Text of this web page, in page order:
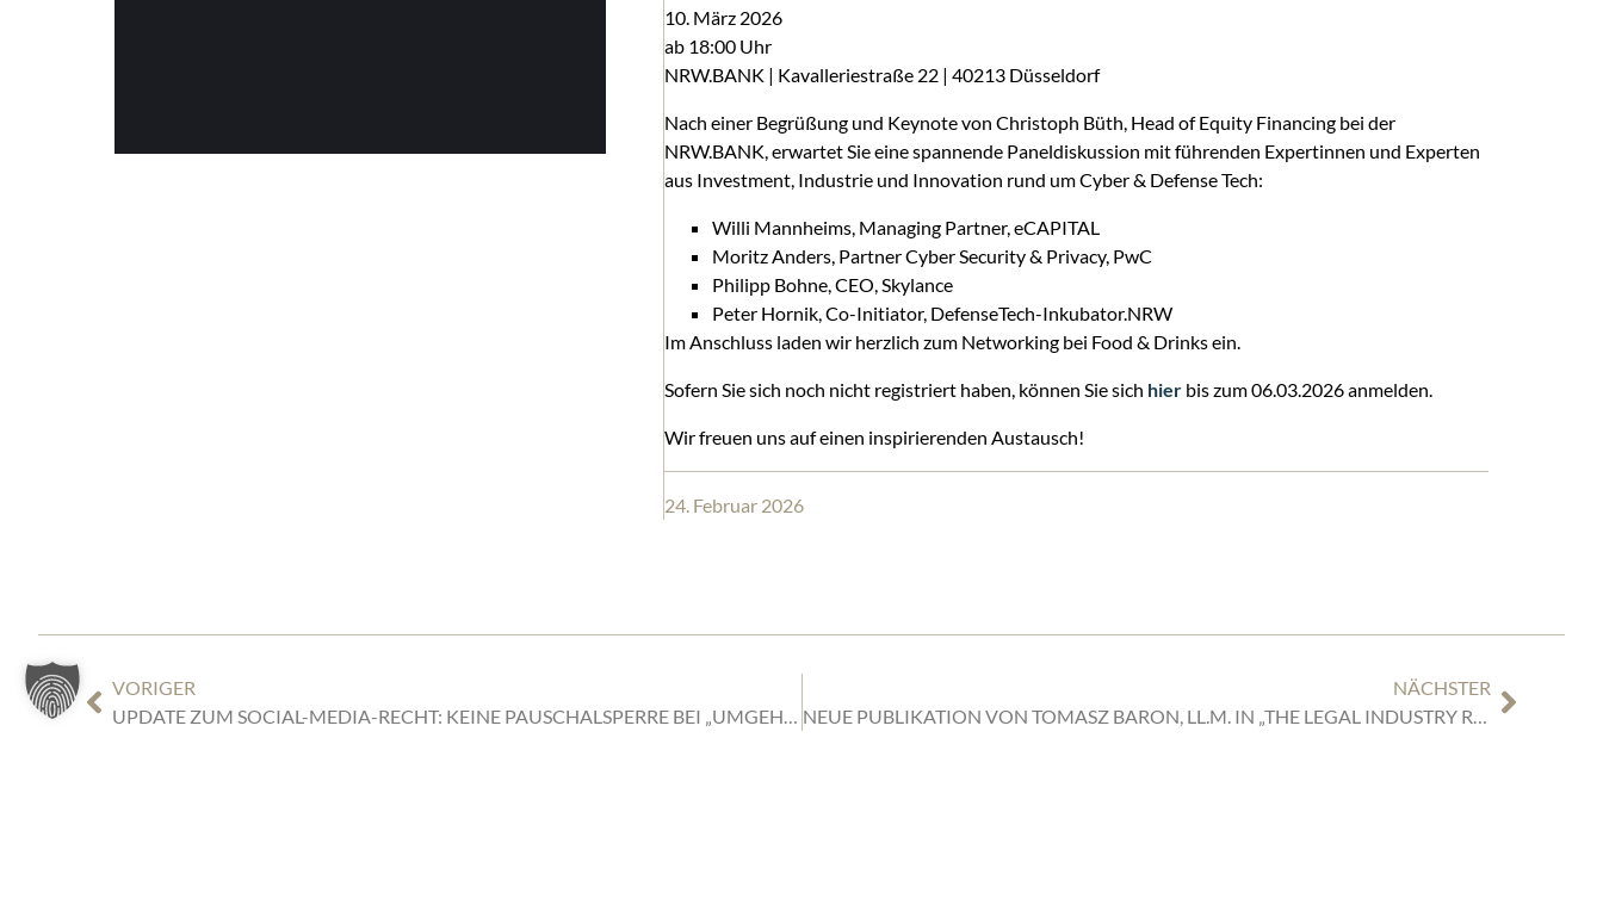
10. März 2026
ab 18:00 Uhr
NRW.BANK | Kavalleriestraße 22 | 40213 Düsseldorf
Nach einer Begrüßung und Keynote von Christoph Büth, Head of Equity Financing bei der
NRW.BANK, erwartet Sie eine spannende Paneldiskussion mit führenden Expertinnen und Experten
aus Investment, Industrie und Innovation rund um Cyber & Defense Tech:
Willi Mannheims, Managing Partner, eCAPITAL
Moritz Anders, Partner Cyber Security & Privacy, PwC
Philipp Bohne, CEO, Skylance
Peter Hornik, Co-Initiator, DefenseTech-Inkubator.NRW
Im Anschluss laden wir herzlich zum Networking bei Food & Drinks ein.
Sofern Sie sich noch nicht registriert haben, können Sie sich hierbis zum 06.03.2026 anmelden.
Wir freuen uns auf einen inspirierenden Austausch!
24. Februar 2026
VORIGER
NÄCHSTER